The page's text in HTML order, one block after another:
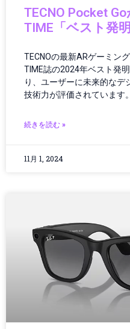
インターネット・IT
インターネットトレ
インフォテインメン
インフラ
インフラ・調達
インフラ/都市設計
インフラテック
インフラ投資
ウェアラブル
ウェアラブルガジェ
ウェアラブルテクノ
ウェアラブルデバイ
エッジAI
エネルギー/インフ
TECNO Pocket
TIME「ベスト発
TECNOの最新ARゲーミン
TIME誌の2024年ベスト発
り、ユーザーに未来的なデ
技術力が評価されています。
続きを読む »
11月 1, 2024